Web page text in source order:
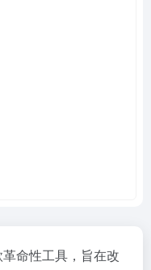
命性工具，旨在改